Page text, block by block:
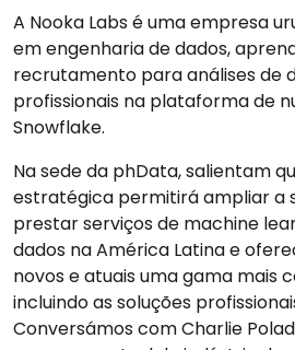
A Nooka Labs é uma empresa
em engenharia de dados,
recrutamento para análises de
profissionais na plataforma de
Snowflake.
Na sede da phData, salientam
estratégica permitirá ampliar a
prestar serviços de machine
dados na América Latina e
novos e atuais uma gama mais
incluindo as soluções
Conversámos com Charlie